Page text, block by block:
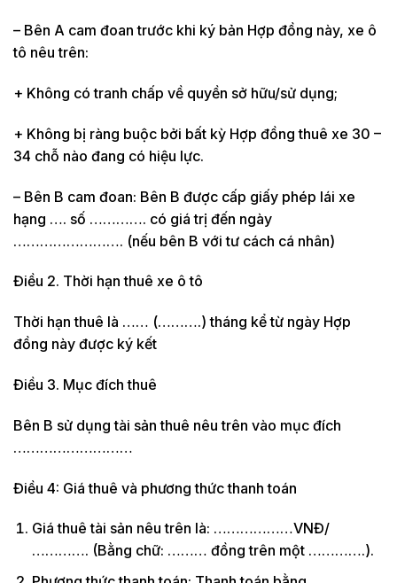
– Bên A cam đoan trước khi ký bản Hợp đồng này, xe ô
tô nêu trên:
+ Không có tranh chấp về quyền sở hữu/sử dụng;
+ Không bị ràng buộc bởi bất kỳ Hợp đồng thuê xe 30 –
34 chỗ nào đang có hiệu lực.
– Bên B cam đoan: Bên B được cấp giấy phép lái xe
hạng …. số …………. có giá trị đến ngày
……………………. (nếu bên B với tư cách cá nhân)
Điều 2. Thời hạn thuê xe ô tô
Thời hạn thuê là …… (……….) tháng kể từ ngày Hợp
đồng này được ký kết
Điều 3. Mục đích thuê
Bên B sử dụng tài sản thuê nêu trên vào mục đích
………………………
Điều 4: Giá thuê và phương thức thanh toán
Giá thuê tài sản nêu trên là: ………………VNĐ/
…………. (Bằng chữ: ……… đồng trên một ………….).